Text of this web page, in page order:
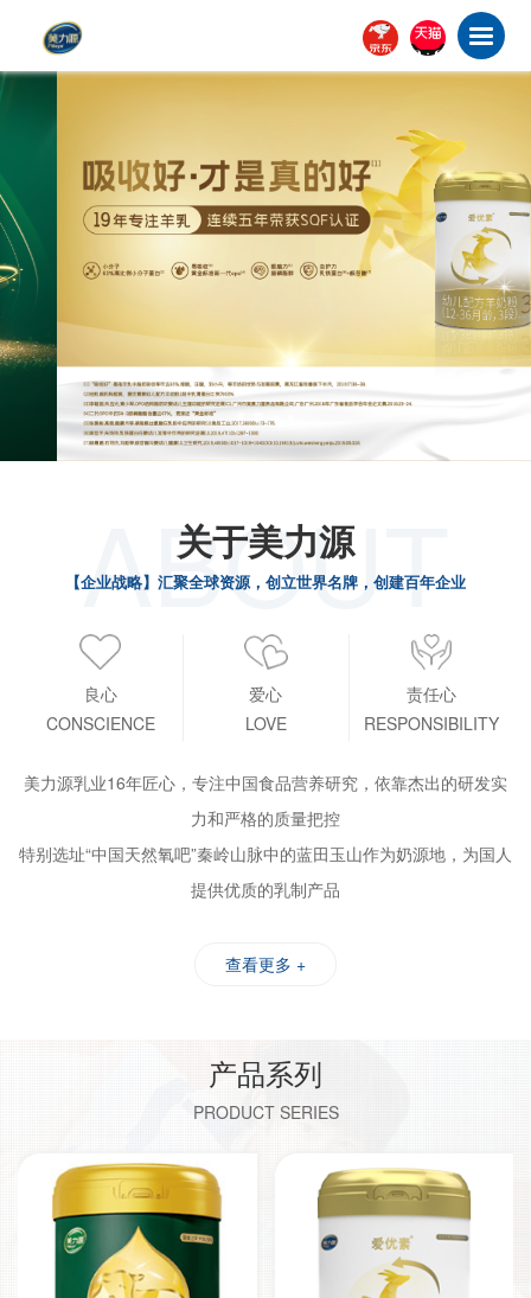
ABOUT
关于美力源
【企业战略】汇聚全球资源，创立世界名牌，创建百年企业
良心
CONSCIENCE
爱心
LOVE
责任心
RESPONSIBILITY
美力源乳业16年匠心，专注中国食品营养研究，依靠杰出的研发实
力和严格的质量把控
特别选址“中国天然氧吧”秦岭山脉中的蓝田玉山作为奶源地，为国人
提供优质的乳制产品
查看更多 +
产品系列
PRODUCT SERIES